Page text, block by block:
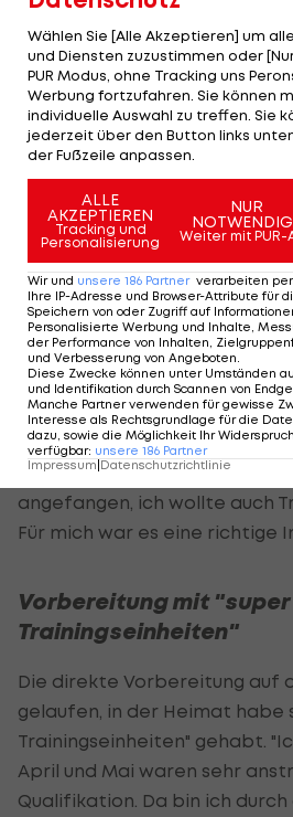
wegen einer
Bein der Start der Mixed-
gefallen.
"Die Zeit nach Tokio war nicht
bin acht Monate keinen
erzählte die 32-Jährige, die
zurückkämpfte.
"Ich habe es auf den Punkt
sind hart, aber ich habe
Ihre erste richtige Triathlon-
übrigens Kate Allen
in Athen 2004 sie als
"Ich habe damals auf Tennis
das Rennen live angeschaut.
angefangen, ich wollte auch
Für mich war es eine richtige
Vorbereitung mit "super
Trainingseinheiten"
Die direkte Vorbereitung auf
gelaufen, in der Heimat habe
Trainingseinheiten" gehabt.
April und Mai waren sehr
Qualifikation. Da bin ich durch
Wählen Sie [Alle Akzeptieren] um
und Diensten zuzustimmen oder
PUR Modus, ohne Tracking uns
Werbung fortzufahren. Sie können
individuelle Auswahl zu treffen. Sie
jederzeit über den Button links
der Fußzeile anpassen.
ALLE
AKZEPTIEREN
Tracking und
Personalisierung
NUR
Weiter mit PUR-
Wir und unsere 186 Partner verarbeiten
Ihre IP-Adresse und Browser-Attribute für
Speichern von oder Zugriff auf
Personalisierte Werbung und Inhalte,
der Performance von Inhalten,
und Verbesserung von Angeboten.
Diese Zwecke können unter Umständen
und Identifikation durch Scannen von
Manche Partner verwenden für gewisse
Interesse als Rechtsgrundlage für die
dazu, sowie die Möglichkeit Ihr
verfügbar: unsere 186 Partner
Impressum Datenschutzrichtlinie